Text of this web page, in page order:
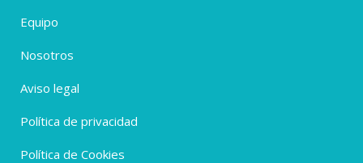
Equipo
Nosotros
Aviso legal
Política de privacidad
Política de Cookies